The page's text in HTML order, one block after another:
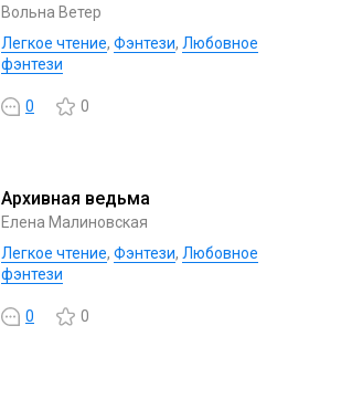
Вольна Ветер
Легкое чтение, Фэнтези, Любовное
фэнтези
0 0
Архивная ведьма
Елена Малиновская
Легкое чтение, Фэнтези, Любовное
фэнтези
0 0